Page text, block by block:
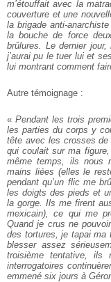
m’étouffait avec la
couverture et une
la brigade anti-
la bouche de force
brûlures. Le dernier
j’aurai pu le tuer lui et
lui montrant comment
Autre témoignage :
« Pendant les trois
les parties du corps y
tête avec les crosses
qui coulait sur ma
même temps, ils nous
mains liées (elles le
pendant qu’un flic me
les doigts des pieds et
la gorge. Ils me firent
mexicain), ce qui me
Quand je crus ne
des tortures, je tapai ma
blesser assez
troisième tentative, ils
interrogatoires
emmené six jours à